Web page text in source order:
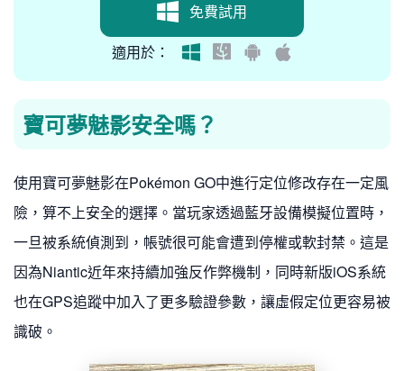
免費試用
適用於：
寶可夢魅影安全嗎？
使用寶可夢魅影在Pokémon GO中進行定位修改存在一定風
險，算不上安全的選擇。當玩家透過藍牙設備模擬位置時，
一旦被系統偵測到，帳號很可能會遭到停權或軟封禁。這是
因為Niantic近年來持續加強反作弊機制，同時新版iOS系統
也在GPS追蹤中加入了更多驗證參數，讓虛假定位更容易被
識破。